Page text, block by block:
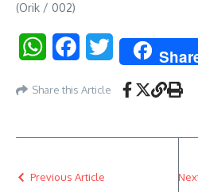
(Orik / 002)
WhatsAppFacebookTwitter
Share this Article
Previous Article